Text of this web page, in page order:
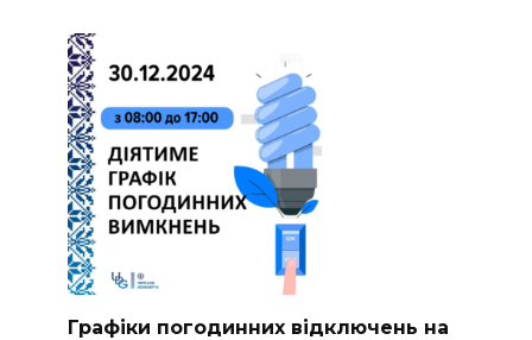
Графіки погодинних відключень на